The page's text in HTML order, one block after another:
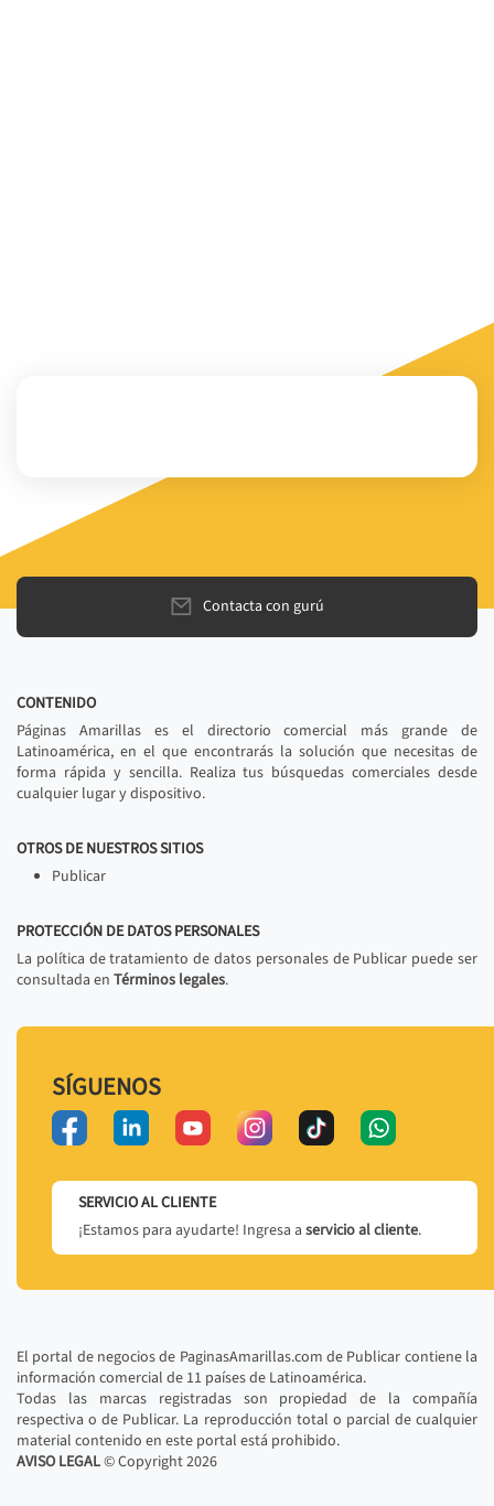
Contacta con gurú
CONTENIDO
Páginas Amarillas es el directorio comercial más grande de
Latinoamérica, en el que encontrarás la solución que necesitas de
forma rápida y sencilla. Realiza tus búsquedas comerciales desde
cualquier lugar y dispositivo.
OTROS DE NUESTROS SITIOS
Publicar
PROTECCIÓN DE DATOS PERSONALES
La política de tratamiento de datos personales de Publicar puede ser
consultada en Términos legales.
SÍGUENOS
SERVICIO AL CLIENTE
¡Estamos para ayudarte! Ingresa a servicio al cliente.
El portal de negocios de PaginasAmarillas.com de Publicar contiene la
información comercial de 11 países de Latinoamérica.
Todas las marcas registradas son propiedad de la compañía
respectiva o de Publicar. La reproducción total o parcial de cualquier
material contenido en este portal está prohibido.
AVISO LEGAL© Copyright2026